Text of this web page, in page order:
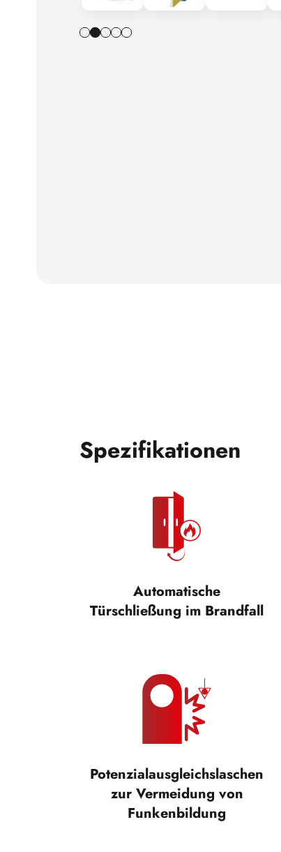
Spezifikationen
Automatische
Türschließung im Brandfall
Potenzialausgleichslaschen
zur Vermeidung von
Funkenbildung